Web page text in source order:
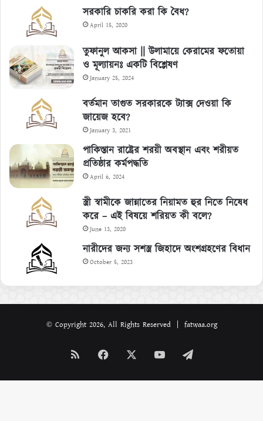
সরকারি চাকরি করা কি বৈধ?
April 15, 2020
তুফানুল আকসা || উলামায়ে কেরামের ফতোয়া
ও মূল্যায়নঃ একটি বিশ্লেষণ
January 25, 2024
বর্তমান তাগুত সরকারকে ট্যাক্স দেওয়া কি
জায়েজ হবে?
January 3, 2021
পাকিস্তান রাষ্ট্রের শরয়ী অবস্থান এবং শরীয়ত
প্রতিষ্ঠার কর্মপদ্ধতি
April 6, 2024
স্ত্রী স্বামীকে জান্নাতের নিয়ামত হুর নিতে নিষেধ
করে – এই বিষয়ে শরিয়ত কী বলে?
June 13, 2020
নারীদের জন্য সশস্ত্র জিহাদে অংশগ্রহণের বিধান
October 5, 2023
© Copyright 2026, All Rights Reserved | fatwaa.org
Facebook YouTube